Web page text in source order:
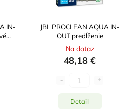
IN-
JBL PROCLEAN AQUA IN-
OUT predĺženie
Na dotaz
48,18 €
Detail